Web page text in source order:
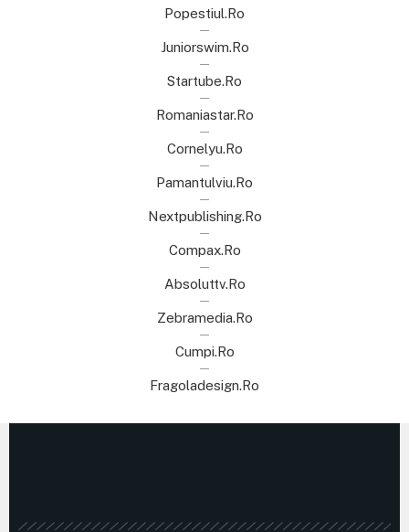
Popestiul.ro
Juniorswim.ro
Startube.ro
Romaniastar.ro
Cornelyu.ro
Pamantulviu.ro
Nextpublishing.ro
Compax.ro
Absoluttv.ro
Zebramedia.ro
Cumpi.ro
Fragoladesign.ro